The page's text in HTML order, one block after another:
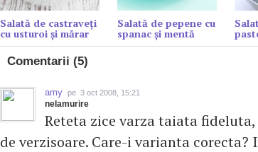
Salată de castraveți
cu usturoi și mărar
Salată de pepene cu
spanac şi mentă
Comentarii (5)
amy pe 3 oct 2008, 15:21
nelamurire
Reteta zice varza taiata
de verzisoare. Care-i varianta